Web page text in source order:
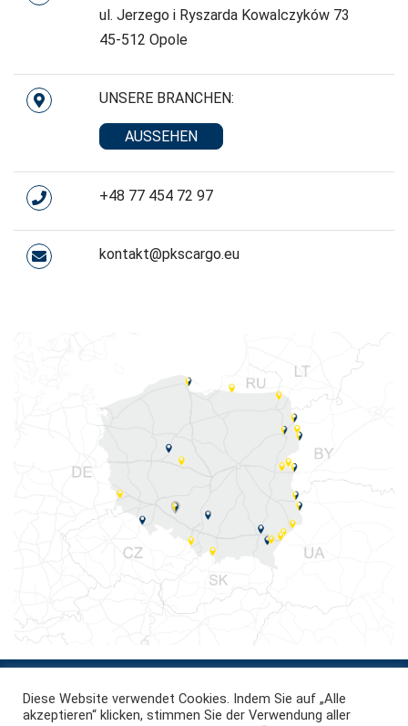
ul. Jerzego i Ryszarda Kowalczyków 73
45-512 Opole
UNSERE BRANCHEN:
AUSSEHEN
+48 77 454 72 97
kontakt@pkscargo.eu
zurück nach oben
Diese Website verwendet Cookies. Indem Sie auf „Alle
akzeptieren“ klicken, stimmen Sie der Verwendung aller